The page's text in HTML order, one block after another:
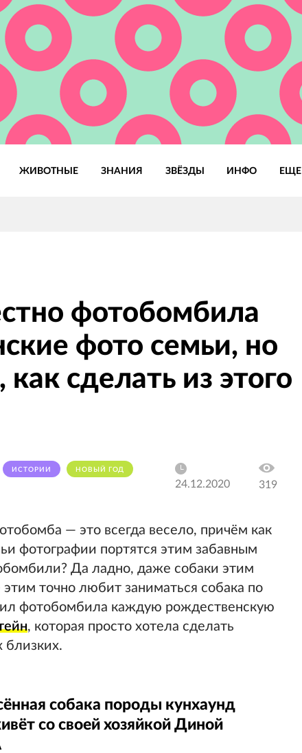
ЖИВОТНЫЕ ЗНАНИЯ ЗВЁЗДЫ ИНФО ЕЩЕ
фотобомбила
фото семьи, но
сделать из этого
ИСТОРИИ НОВЫЙ ГОД
24.12.2020 319
— это всегда весело, причём как
фотографии портятся этим забавным
Да ладно, даже собаки этим
точно любит заниматься собака по
фотобомбила каждую рождественскую
, которая просто хотела сделать
близких.
собака породы кунхаунд
со своей хозяйкой Диной